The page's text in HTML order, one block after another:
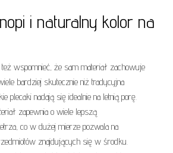
i naturalny kolor na
wspomnieć, że sam materiał zachowuje
bardziej skutecznie niż tradycyjna
plecaki nadają się idealnie na letnią porę.
zapewnia o wiele lepszą
co w dużej mierze pozwala na
znajdujących się w środku.